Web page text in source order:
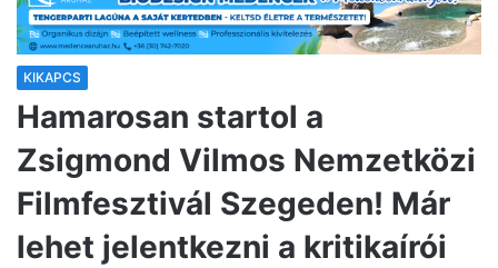
KIKAPCS
Hamarosan startol a
Zsigmond Vilmos Nemzetközi
Filmfesztivál Szegeden! Már
lehet jelentkezni a kritikaírói